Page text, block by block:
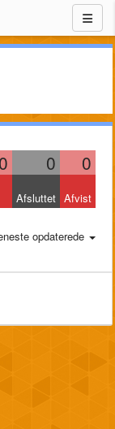
0 0 0
Afsluttet Afvist
opdaterede